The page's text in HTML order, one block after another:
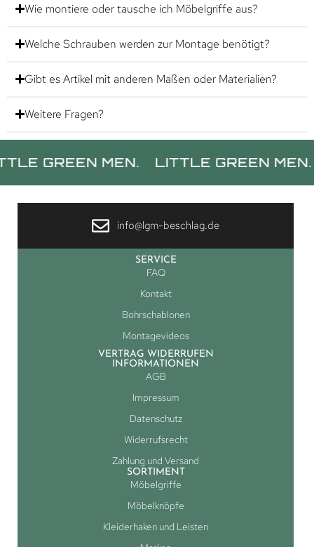
Wie montiere oder tausche ich Möbelgriffe aus?
Welche Schrauben werden zur Montage benötigt?
Gibt es Artikel mit anderen Maßen oder Materialien?
Weitere Fragen?
MEN. LITTLE GREEN MEN.
info@lgm-beschlag.de
SERVICE
FAQ
Kontakt
Bohrschablonen
Montagevideos
VERTRAG WIDERRUFEN
INFORMATIONEN
AGB
Impressum
Datenschutz
Widerrufsrecht
Zahlung und Versand
SORTIMENT
Möbelgriffe
Möbelknöpfe
Kleiderhaken und Leisten